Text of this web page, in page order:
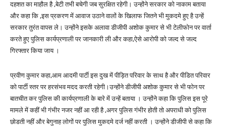
दहशत का माहौल है ,बेटी तभी बचेगी जब सुरक्षित रहेगी। उन्होंने सरकार को नाकाम बताया
और कहा कि ,इस प्रकरण में आवाज उठाने वालों के खिलाफ जितने भी मुकदमे हुए है उन्हें
सरकार तुरंत वापस ले। उन्होंने इसके अलावा डीजीपी अशोक कुमार से भी टेलीफोन पर वार्ता
करते हुए पुलिस कार्यप्रणाली पर जानकारी ली और कहा,ऐसे आरोपी को जल्द से जल्द
गिरफ्तार किया जाय ।
प्रवीण कुमार कहा,आम आदमी पार्टी इस दुख में पीड़ित परिवार के साथ है और पीडित परिवार
को पार्टी स्तर पर हरसंभव मदद करती रहेगी।उन्होंने डीजीपी अशोक कुमार से भी फोन पर
बातचीत कर पुलिस की कार्यप्रणाली के बारे में उन्हें बताया । उन्होंने कहा कि पुलिस इस पूरे
मामले में कहीं भी गंभीर नजर नहीं आ रही है ,अगर पुलिस गंभीर होती तो अपराधी को पुलिस
छोडती नहीं और बेगुनाह लोगों पर पुलिस मुकदमे दर्ज नहीं करती । उन्होंने डीजीपी से कहा कि